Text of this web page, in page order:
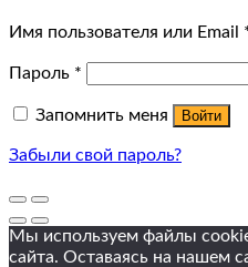
Имя пользователя или Email
Пароль *
Запомнить меня Войти
Забыли свой пароль?
Мы используем файлы
сайта. Оставаясь на нашем